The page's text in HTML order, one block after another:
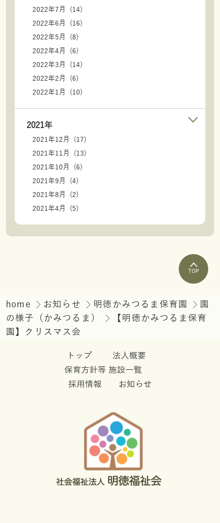
2022年7月 (14)
2022年6月 (16)
2022年5月 (8)
2022年4月 (6)
2022年3月 (14)
2022年2月 (6)
2022年1月 (10)
2021年
2021年12月 (17)
2021年11月 (13)
2021年10月 (6)
2021年9月 (4)
2021年8月 (2)
2021年4月 (5)
TOP
home お知らせ 明徳かみつるま保育園
園
の様子（かみつるま）
【明徳かみつるま保育
園】クリスマス会
トップ
法人概要
保育方針等 施設一覧
採用情報
お知らせ